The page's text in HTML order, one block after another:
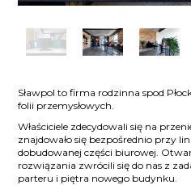
Sławpol to firma rodzinna spod
folii przemysłowych.
Właściciele zdecydowali się na
znajdowało się bezpośrednio przy
dobudowanej części biurowej.
rozwiązania zwrócili się do nas z
parteru i piętra nowego budynku.